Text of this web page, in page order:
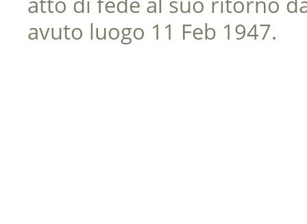
avuto luogo 11 Feb 1947.